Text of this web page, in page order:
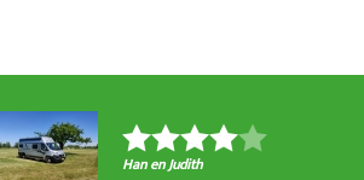
Han en Judith